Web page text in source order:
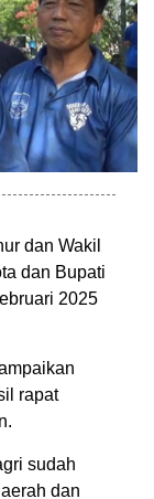
dan Wakil
dan Bupati
2025
rapat
sudah
dan